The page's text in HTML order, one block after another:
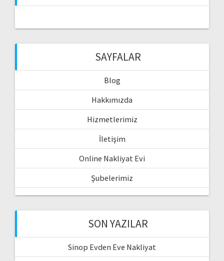
SAYFALAR
Blog
Hakkımızda
Hizmetlerimiz
İletişim
Online Nakliyat Evi
Şubelerimiz
SON YAZILAR
Sinop Evden Eve Nakliyat